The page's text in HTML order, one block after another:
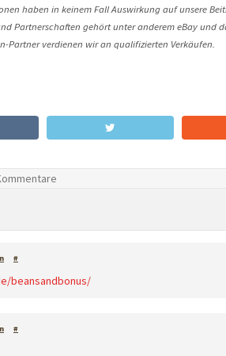
haben in keinem Fall Auswirkung auf unsere
Partnerschaften gehört unter anderem eBay und
Partner verdienen wir an qualifizierten Verkäufen.
#
beansandbonus/
#